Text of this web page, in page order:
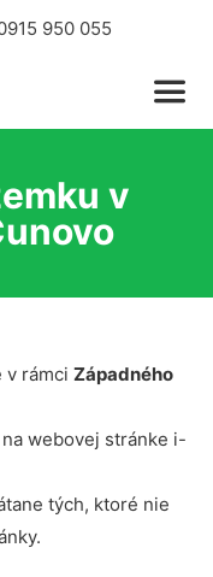
950 055
v
v rámci Západného
webovej stránke i-
tých, ktoré nie